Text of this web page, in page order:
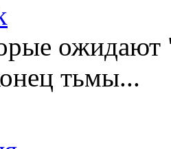
ожидают
тьмы...